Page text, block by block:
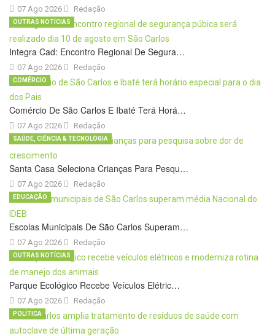
07 Ago 2026 Redação
Integra Cad: Encontro Regional De Segura…
07 Ago 2026
OUTRAS NOTÍCIAS
Redação
Comércio De São Carlos E Ibaté Terá Horá…
07 Ago 2026
COMÉRCIO
Redação
Santa Casa Seleciona Crianças Para Pesqu…
07 Ago 2026
SAÚDE, CIÊNCIA & TECNOLOGIA
Redação
Escolas Municipais De São Carlos Superam…
07 Ago 2026
EDUCAÇÃO
Redação
Parque Ecológico Recebe Veículos Elétric…
07 Ago 2026
OUTRAS NOTÍCIAS
Redação
POLÍTICA